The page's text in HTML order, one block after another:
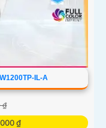
IL-A
₫
₫